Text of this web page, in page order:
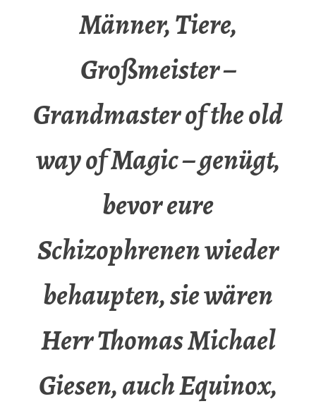
Männer, Tiere,
Großmeister –
Grandmaster of the old
way of Magic – genügt,
bevor eure
Schizophrenen wieder
behaupten, sie wären
Herr Thomas Michael
Giesen, auch Equinox,